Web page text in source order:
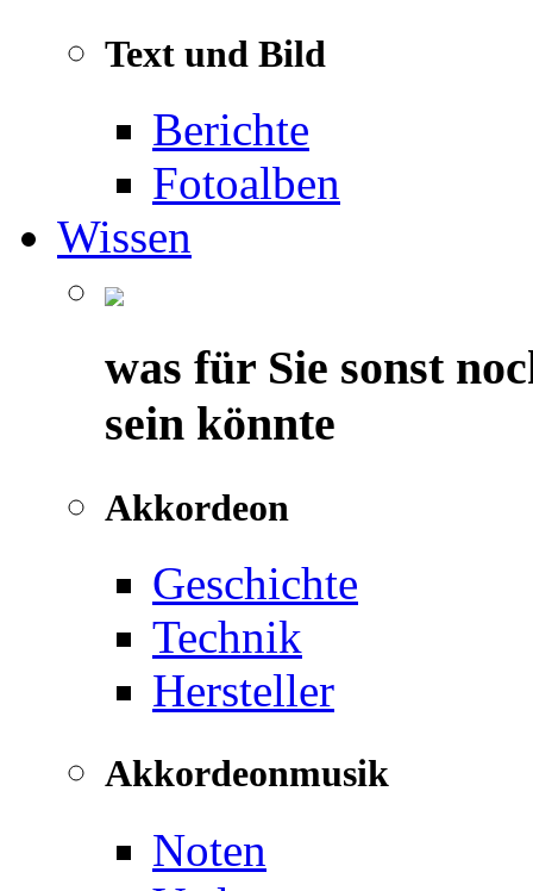
Text und Bild
Berichte
Fotoalben
Wissen
was für Sie sonst
sein könnte
Akkordeon
Geschichte
Technik
Hersteller
Akkordeonmusik
Noten